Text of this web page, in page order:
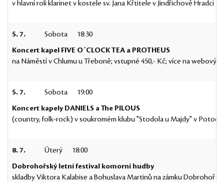
v hlavní roli klarinet v kostele sv. Jana Křtitele v Jindřichově Hradci
5. 7. Sobota
18:30
Koncert kapel FIVE O´CLOCK TEA a PROTHEUS
na Náměstí v Chlumu u Třeboně; vstupné 450,- Kč; více na
5. 7. Sobota
19:00
Koncert kapely DANIELS a The PILOUS
(country, folk-rock) v soukromém klubu "Stodola u Majdy" v Potočné
8. 7. Úterý
18:00
Dobrohořský letní festival komorní hudby
skladby Viktora Kalabise a Bohuslava Martinů na zámku Dobrohoř